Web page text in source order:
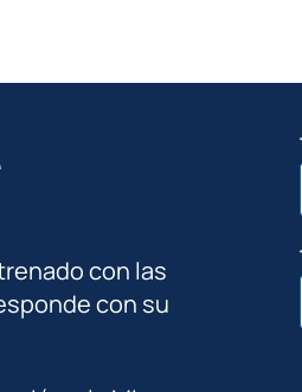
con las
con su